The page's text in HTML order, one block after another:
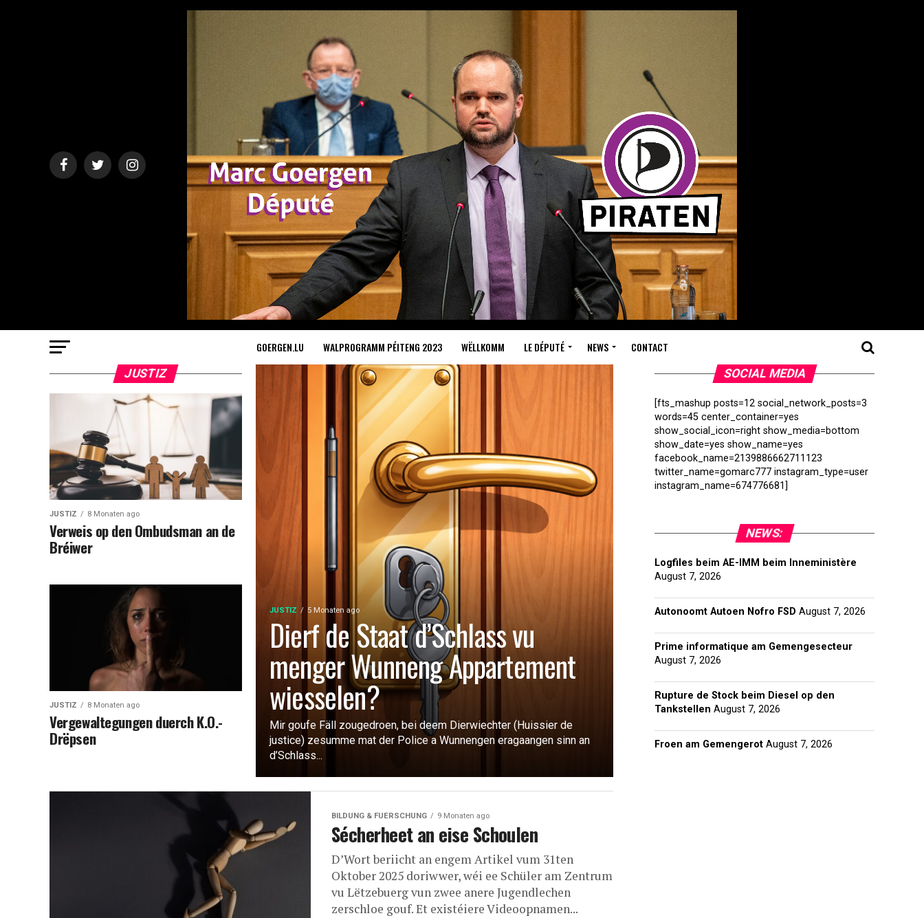
GOERGEN.LU WALPROGRAMM PÉITENG 2023 WËLLKOMM LE DÉPUTÉ NEWS CONTACT
JUSTIZ 5 Monaten ago
Dierf de Staat d’Schlass vu
menger Wunneng Appartement
wiesselen?
Mir goufe Fäll zougedroen, bei deem Dierwiechter (Huissier de
justice) zesumme mat der Police a Wunnengen eragaangen sinn an
d’Schlass...
JUSTIZ
JUSTIZ 8 Monaten ago
Verweis op den Ombudsman an de
Bréiwer
JUSTIZ 8 Monaten ago
Vergewaltegungen duerch K.O.-
Drëpsen
BILDUNG & FUERSCHUNG 9 Monaten ago
Sécherheet an eise Schoulen
D’Wort beriicht an engem Artikel vum 31ten
Oktober 2025 doriwwer, wéi ee Schüler am Zentrum
vu Lëtzebuerg vun zwee anere Jugendlechen
zerschloe gouf. Et existéiere Videoopnamen...
SOCIAL MEDIA
[fts_mashup posts=12 social_network_posts=3
words=45 center_container=yes
show_social_icon=right show_media=bottom
show_date=yes show_name=yes
facebook_name=2139886662711123
twitter_name=gomarc777 instagram_type=user
instagram_name=674776681]
NEWS:
Logfiles beim AE-IMM beim Inneministère
August 7, 2026
Autonoomt Autoen Nofro FSD August 7, 2026
Prime informatique am Gemengesecteur
August 7, 2026
Rupture de Stock beim Diesel op den
Tankstellen August 7, 2026
Froen am Gemengerot August 7, 2026